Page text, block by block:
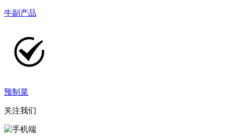
牛副产品
预制菜
关注我们